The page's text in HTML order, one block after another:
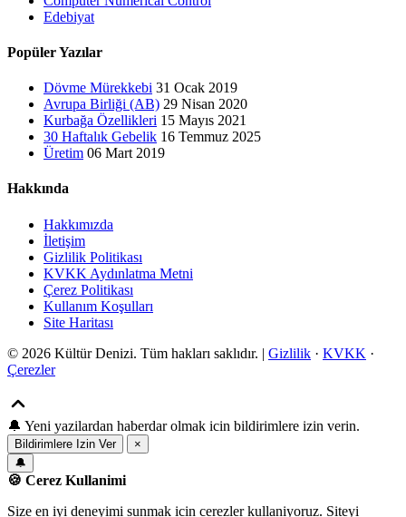
Edebiyat
Popüler Yazılar
Dövme Mürekkebi 31 Ocak 2019
Avrupa Birliği (AB) 29 Nisan 2020
Kurbağa Özellikleri 15 Mayıs 2021
30 Haftalık Gebelik 16 Temmuz 2025
Üretim 06 Mart 2019
Hakkında
Hakkımızda
İletişim
Gizlilik Politikası
KVKK Aydınlatma Metni
Çerez Politikası
Kullanım Koşulları
Site Haritası
© 2026 Kültür Denizi. Tüm hakları saklıdır. | Gizlilik · KVKK ·
Çerezler
🔔 Yeni yazilardan haberdar olmak icin bildirimlere izin verin.
Bildirimlere Izin Ver
×
🔔
🍪 Cerez Kullanimi
Size en iyi deneyimi sunmak icin cerezler kullaniyoruz. Siteyi